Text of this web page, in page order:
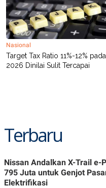
Nasional
Target Tax Ratio 11%-12% pada
2026 Dinilai Sulit Tercapai
Terbaru
Nissan Andalkan X-Trail e-
795 Juta untuk Genjot
Elektrifikasi